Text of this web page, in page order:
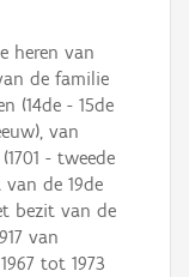
heren van
de familie
(14de - 15de
van
- tweede
de 19de
bezit van de
van
tot 1973